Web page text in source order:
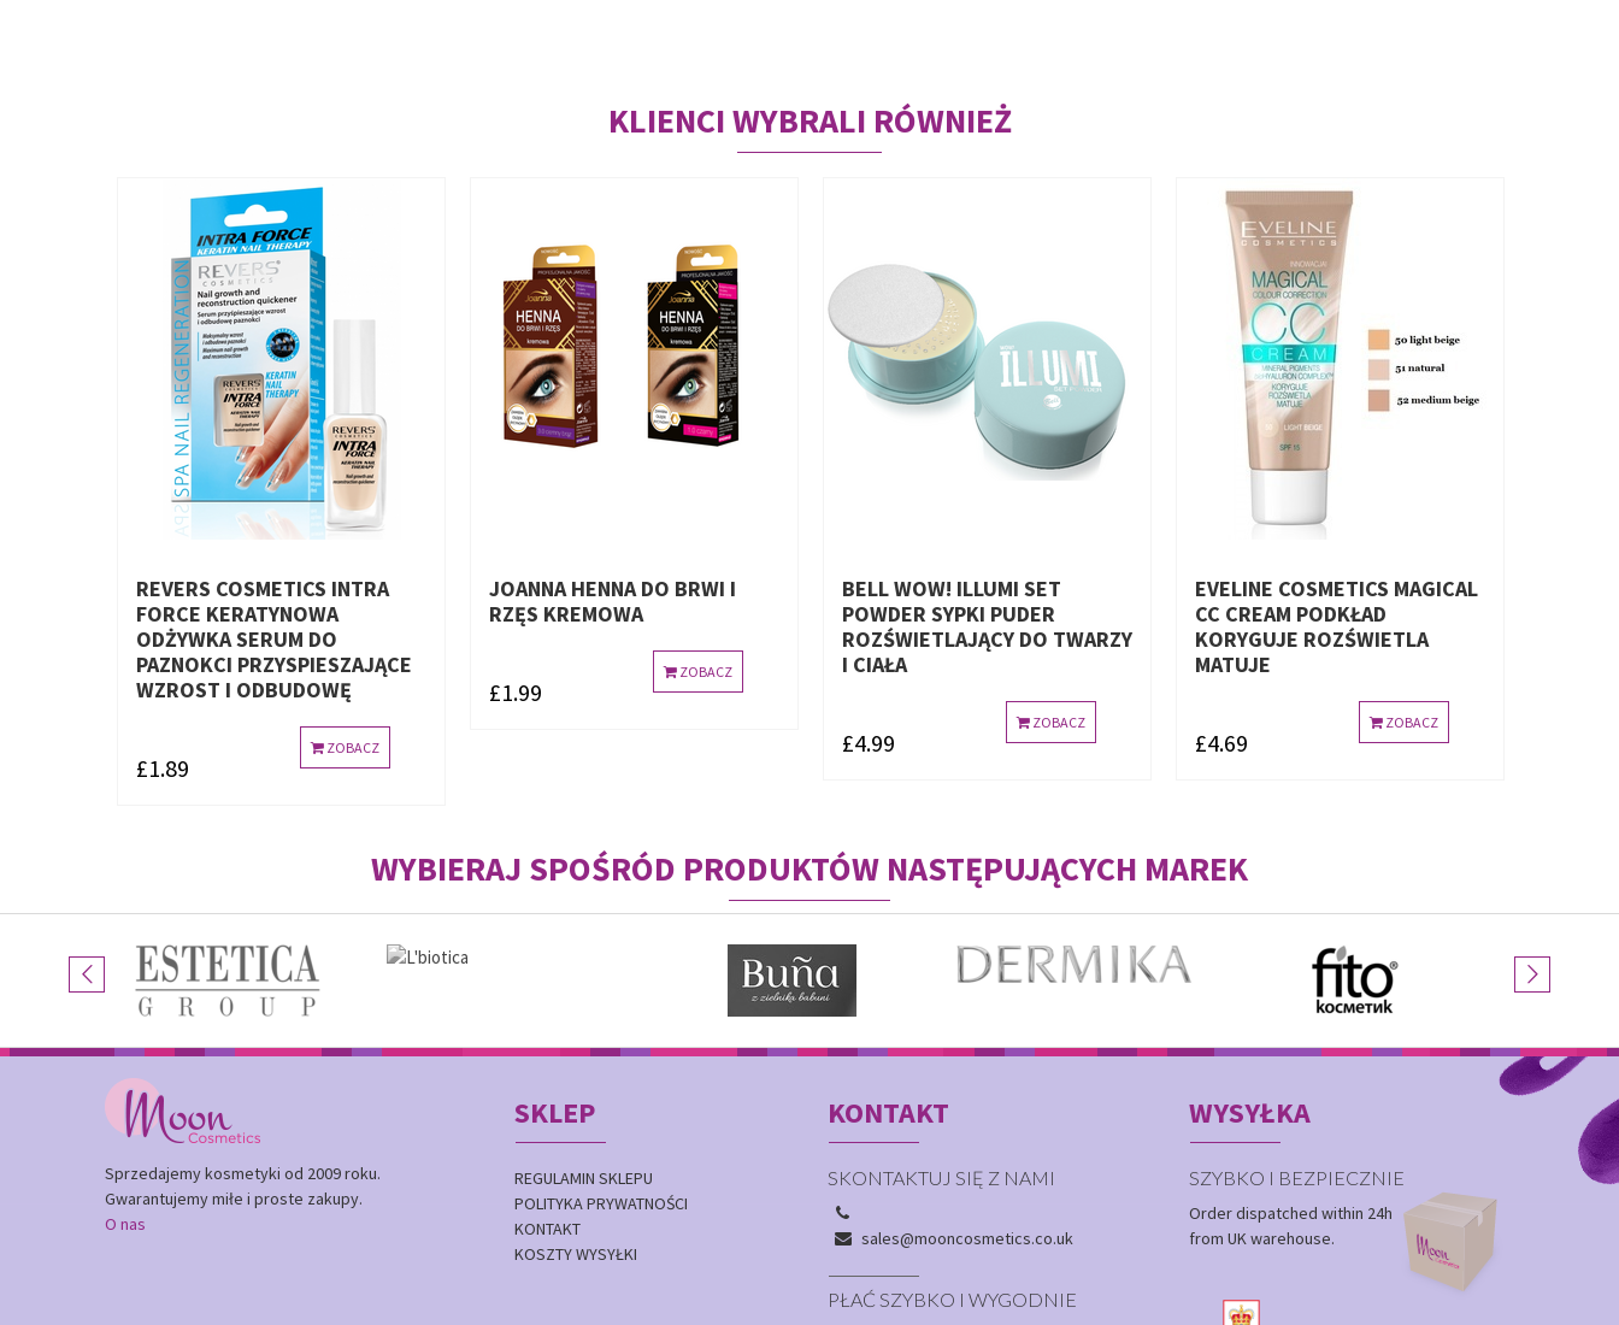
KLIENCI WYBRALI RÓWNIEŻ
REVERS COSMETICS INTRA
FORCE KERATYNOWA
ODŻYWKA SERUM DO
PAZNOKCI PRZYSPIESZAJĄCE
WZROST I ODBUDOWĘ
£1.89
ZOBACZ
JOANNA HENNA DO BRWI I
RZĘS KREMOWA
£1.99
ZOBACZ
BELL WOW! ILLUMI SET
POWDER SYPKI PUDER
ROZŚWIETLAJĄCY DO TWARZY
I CIAŁA
£4.99
ZOBACZ
EVELINE COSMETICS MAGICAL
CC CREAM PODKŁAD
KORYGUJE ROZŚWIETLA
MATUJE
£4.69
ZOBACZ
WYBIERAJ SPOŚRÓD PRODUKTÓW NASTĘPUJĄCYCH MAREK
Sprzedajemy kosmetyki od 2009 roku.
Gwarantujemy miłe i proste zakupy.
O nas
SKLEP
REGULAMIN SKLEPU
POLITYKA PRYWATNOŚCI
KONTAKT
KOSZTY WYSYŁKI
KONTAKT
SKONTAKTUJ SIĘ Z NAMI
sales@mooncosmetics.co.uk
PŁAĆ SZYBKO I WYGODNIE
WYSYŁKA
SZYBKO I BEZPIECZNIE
Order dispatched within 24h
from UK warehouse.